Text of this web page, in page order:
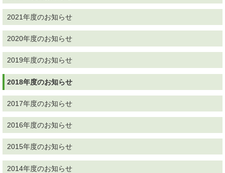
2021年度のお知らせ
2020年度のお知らせ
2019年度のお知らせ
2018年度のお知らせ
2017年度のお知らせ
2016年度のお知らせ
2015年度のお知らせ
2014年度のお知らせ